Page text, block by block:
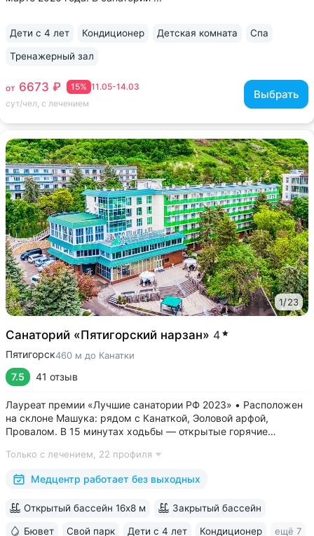
11.05-14.03
15%
от 6673 ₽
сут/чел, с лечением
Выбрать
Дети с 4 лет Кондиционер Детская комната Спа
Тренажерный зал
1/23
Санаторий «Пятигорский нарзан» 4
Пятигорск460 м до Канатки
7.5 41 отзыв
Лауреат премии «Лучшие санатории РФ 2023» • Расположен
на склоне Машука: рядом с Канаткой, Эоловой арфой,
Провалом. В 15 минутах ходьбы — открытые горячие
Эльбрус и Кавказский хребет — наблюдайте самые красивые
рассветы и закаты в городе •...
Только с лечением, 22 профиля
Медцентр работает без выходных
Открытый бассейн 16х8 м Закрытый бассейн
Бювет Свой парк Дети с 4 лет Кондиционер ещё 7